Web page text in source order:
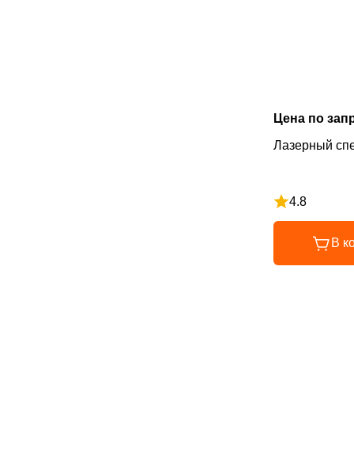
Цена по
Лазерный
4.8
Рейтинг 4.8 из
В